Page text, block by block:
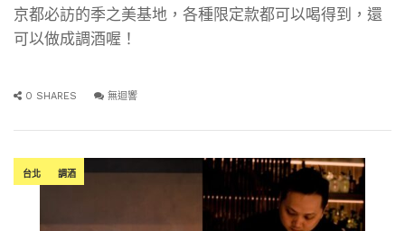
京都必訪的季之美基地，各種限定款都可以喝得到，還
可以做成調酒喔！
0 SHARES 無迴響
台北 調酒